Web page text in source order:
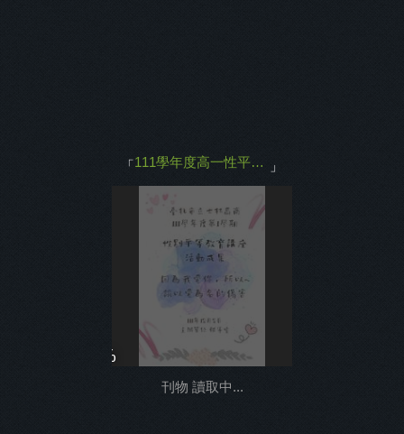
「 111學年度高一性平講座 」
0%
刊物 讀取中...